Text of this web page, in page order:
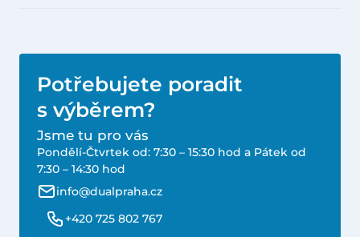
Potřebujete poradit
s výběrem?
Jsme tu pro vás
Pondělí-Čtvrtek od: 7:30 – 15:30 hod a Pátek od
7:30 – 14:30 hod
info@dualpraha.cz
+420 725 802 767